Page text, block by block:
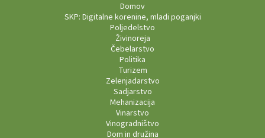
Domov
SKP: Digitalne korenine, mladi poganjki
Poljedelstvo
Živinoreja
Čebelarstvo
Politika
Turizem
Zelenjadarstvo
Sadjarstvo
Mehanizacija
Vinarstvo
Vinogradništvo
Dom in družina